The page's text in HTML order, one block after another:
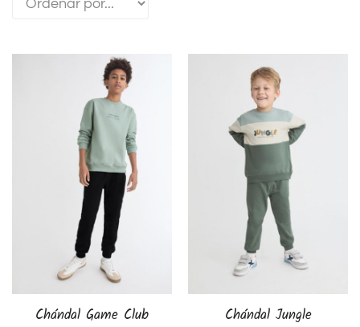
Chándal Game Club Chándal Jungle